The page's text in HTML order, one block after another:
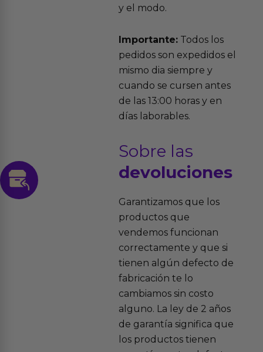
y el modo.
Importante:Todos los
pedidos son expedidos el
mismo dia siempre y
cuando se cursen antes
de las 13:00 horas y en
días laborables.
Sobre las
devoluciones
Garantizamos que los
productos que
vendemos funcionan
correctamente y que si
tienen algún defecto de
fabricación te lo
cambiamos sin costo
alguno. La ley de 2 años
de garantía significa que
los productos tienen